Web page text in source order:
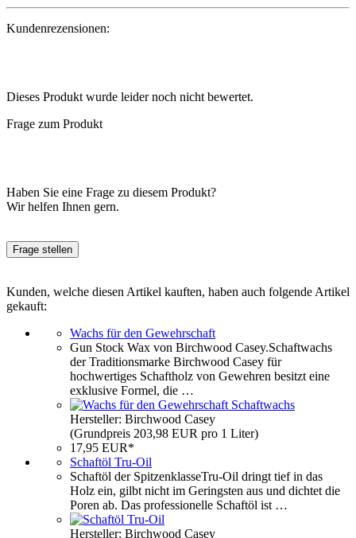
Kundenrezensionen:
Dieses Produkt wurde leider noch nicht bewertet.
Frage zum Produkt
Haben Sie eine Frage zu diesem Produkt?
Wir helfen Ihnen gern.
Frage stellen
Kunden, welche diesen Artikel kauften, haben auch folgende Artikel
gekauft:
Wachs für den Gewehrschaft
Gun Stock Wax von Birchwood Casey.Schaftwachs
der Traditionsmarke Birchwood Casey für
hochwertiges Schaftholz von Gewehren besitzt eine
exklusive Formel, die …
Hersteller: Birchwood Casey
(Grundpreis 203,98 EUR pro 1 Liter)
17,95 EUR*
Schaftöl Tru-Oil
Schaftöl der SpitzenklasseTru-Oil dringt tief in das
Holz ein, gilbt nicht im Geringsten aus und dichtet die
Poren ab. Das professionelle Schaftöl ist …
Hersteller: Birchwood Casey